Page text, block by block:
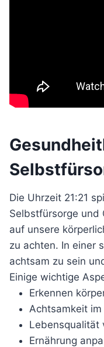
Die Uhrzeit 21:21
Selbstfürsorge und
auf unsere
zu achten. In einer
achtsam zu sein
Einige wichtige
Erkennen
Achtsamkeit
Lebensqualität
Ernährung